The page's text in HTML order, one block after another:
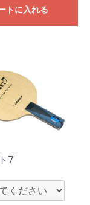
トに入れる
7